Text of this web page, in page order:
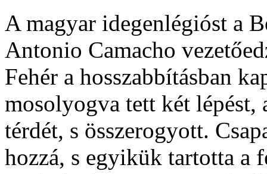
A magyar idegenlégióst a
Antonio Camacho
Fehér a hosszabbításban
mosolyogva tett két
térdét, s összerogyott.
hozzá, s egyikük tartotta a